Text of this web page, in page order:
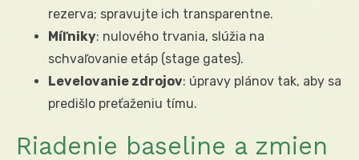
rezerva; spravujte ich transparentne.
Míľniky: nulového trvania, slúžia na
schvaľovanie etáp (stage gates).
Levelovanie zdrojov: úpravy plánov tak, aby sa
predišlo preťaženiu tímu.
Riadenie baseline a zmien